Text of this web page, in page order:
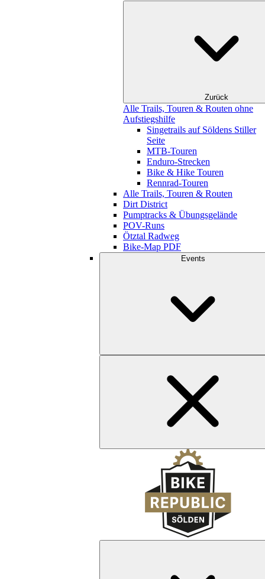
Zurück
Alle Trails, Touren & Routen ohne
Aufstiegshilfe
Singetrails auf Söldens Stiller
Seite
MTB-Touren
Enduro-Strecken
Bike & Hike Touren
Rennrad-Touren
Alle Trails, Touren & Routen
Dirt District
Pumptracks & Übungsgelände
POV-Runs
Ötztal Radweg
Bike-Map PDF
Events